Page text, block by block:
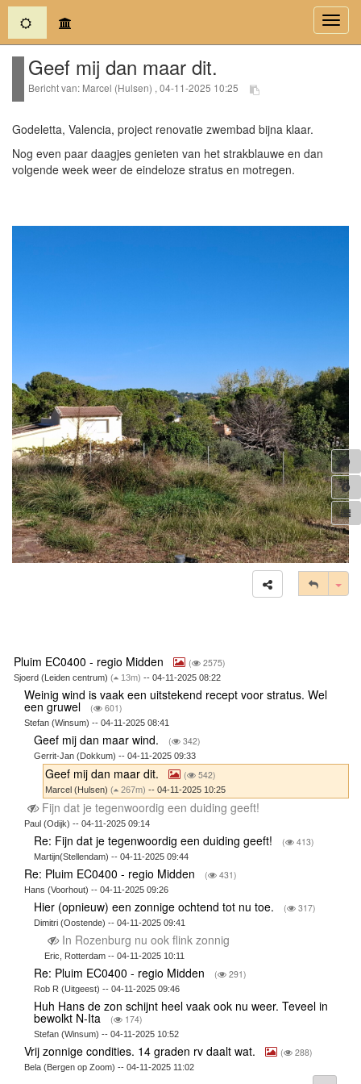
(current)
Geef mij dan maar dit.
Bericht van: Marcel (Hulsen) , 04-11-2025 10:25
Godeletta, Valencia, project renovatie zwembad bijna klaar.
Nog even paar daagjes genieten van het strakblauwe en dan
volgende week weer de eindeloze stratus en motregen.
Pluim EC0400 - regio Midden ( 2575)
Sjoerd (Leiden centrum) ( 13m) -- 04-11-2025 08:22
Weinig wind is vaak een uitstekend recept voor stratus. Wel
een gruwel ( 601)
Stefan (Winsum) -- 04-11-2025 08:41
Geef mij dan maar wind. ( 342)
Gerrit-Jan (Dokkum) -- 04-11-2025 09:33
Geef mij dan maar dit. ( 542)
Marcel (Hulsen) ( 267m) -- 04-11-2025 10:25
Fijn dat je tegenwoordig een duiding geeft!
Paul (Odijk) -- 04-11-2025 09:14
Re: Fijn dat je tegenwoordig een duiding geeft! ( 413)
Martijn(Stellendam) -- 04-11-2025 09:44
Re: Pluim EC0400 - regio Midden ( 431)
Hans (Voorhout) -- 04-11-2025 09:26
Hier (opnieuw) een zonnige ochtend tot nu toe. ( 317)
Dimitri (Oostende) -- 04-11-2025 09:41
In Rozenburg nu ook flink zonnig
Eric, Rotterdam -- 04-11-2025 10:11
Re: Pluim EC0400 - regio Midden ( 291)
Rob R (Uitgeest) -- 04-11-2025 09:46
Huh Hans de zon schijnt heel vaak ook nu weer. Teveel in
bewolkt N-Ita ( 174)
Stefan (Winsum) -- 04-11-2025 10:52
Vrij zonnige condities. 14 graden rv daalt wat. ( 288)
Bela (Bergen op Zoom) -- 04-11-2025 11:02